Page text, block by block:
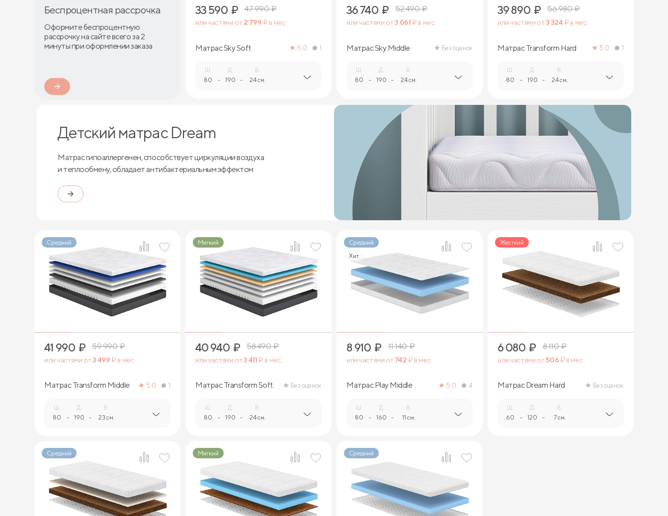
Беспроцентная рассрочка
Оформите беспроцентную
рассрочку на сайте всего за 2
минуты при оформлении заказа
33 590 ₽ 47 990₽
или частями от2 799 ₽ в мес.
Матрас Sky Soft 5.0 1
80 -
Д.
190 -
В.
24 см.
36 740 ₽ 52 490₽
или частями от3 061 ₽ в мес.
Матрас Sky Middle Без оценок
80 -
Д.
190 -
В.
24 см.
39 890 ₽ 56 980₽
или частями от3 324 ₽ в мес.
Матрас Transform Hard 5.0 1
80 -
Д.
190 -
В.
24 см.
Детский матрас Dream
Матрас гипоаллергенен, способствует циркуляции воздуха
и теплообмену, обладает антибактериальным эффектом
Средний
1
41 990 ₽ 59 990₽
или частями от3 499 ₽ в мес.
Матрас Transform Middle 5.0 1
Ш.
80 -
Д.
190 -
В.
23 см.
Мягкий
2
40 940 ₽ 58 490₽
или частями от3 411 ₽ в мес.
Матрас Transform Soft Без оценок
Ш.
80 -
Д.
190 -
В.
24 см.
Средний
Хит
8 910 ₽ 11 140₽
или частями от742 ₽ в мес.
Матрас Play Middle 5.0 4
Ш.
80 -
Д.
160 -
В.
11 см.
Жесткий
6 080 ₽ 8 110₽
или частями от506 ₽ в мес.
Матрас Dream Hard Без оценок
Ш.
60 -
Д.
120 -
В.
7 см.
Средний Мягкий Средний